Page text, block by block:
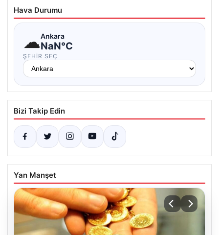
Hava Durumu
☁Ankara
NaN°C
ŞEHIR SEÇ
Bizi Takip Edin
Yan Manşet